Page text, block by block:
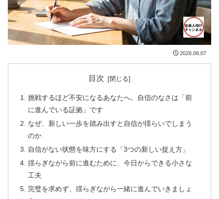
2026.06.07
目次
挑戦するほど不安になるあなたへ。自信のなさは「前
に進んでいる証拠」です
なぜ、新しい一歩を踏み出すと自信が揺らいでしまう
のか
自信がない状態を味方にする「3つの新しい捉え方」
揺らぎながら前に進むために、今日からできる小さな
工夫
完璧を求めず、揺らぎながら一緒に進んでいきましょ